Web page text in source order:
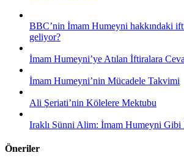
BBC’nin İmam Humeyni hakkındaki
geliyor?
İmam Humeyni’ye Atılan İftiralara
İmam Humeyni’nin Mücadele Takvimi
Ali Şeriati’nin Kölelere Mektubu
Iraklı Sünni Alim: İmam Humeyni Gibi
Öneriler